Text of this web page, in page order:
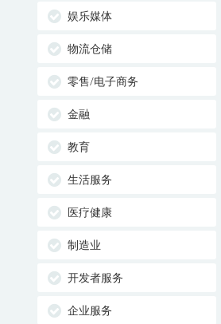
娱乐媒体
物流仓储
零售/电子商务
金融
教育
生活服务
医疗健康
制造业
开发者服务
企业服务